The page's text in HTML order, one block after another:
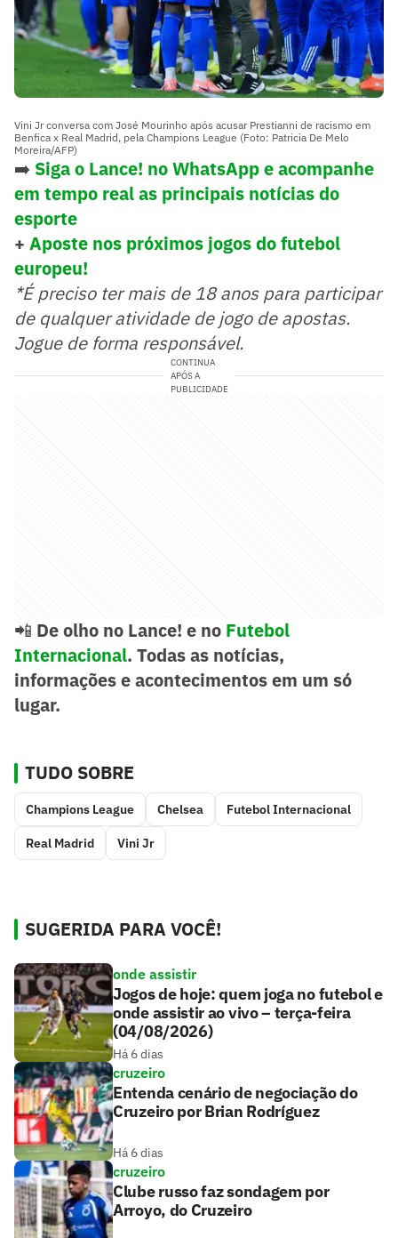
Vini Jr conversa com José Mourinho após acusar Prestianni de racismo em
Benfica x Real Madrid, pela Champions League (Foto: Patricia De Melo
Moreira/AFP)
➡️ Siga o Lance! no WhatsApp e acompanhe
em tempo real as principais notícias do
esporte
+ Aposte nos próximos jogos do futebol
europeu!
*É preciso ter mais de 18 anos para participar
de qualquer atividade de jogo de apostas.
Jogue de forma responsável.
CONTINUA
APÓS A
PUBLICIDADE
📲 De olho no Lance! e no Futebol
Internacional. Todas as notícias,
informações e acontecimentos em um só
lugar.
TUDO SOBRE
Champions League Chelsea Futebol Internacional
Real Madrid Vini Jr
SUGERIDA PARA VOCÊ!
onde assistir
Jogos de hoje: quem joga no futebol e
onde assistir ao vivo – terça-feira
(04/08/2026)
Há 6 dias
cruzeiro
Entenda cenário de negociação do
Cruzeiro por Brian Rodríguez
Há 6 dias
cruzeiro
Clube russo faz sondagem por
Arroyo, do Cruzeiro